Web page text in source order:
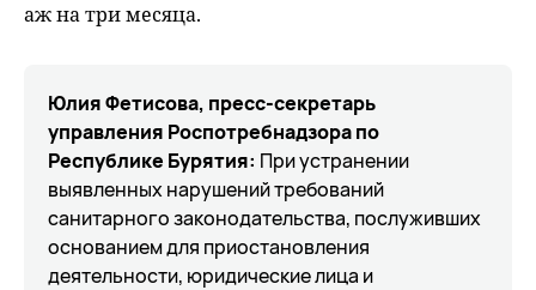
аж на три месяца.
Юлия Фетисова, пресс-секретарь
управления Роспотребнадзора по
Республике Бурятия: При устранении
выявленных нарушений требований
санитарного законодательства, послуживших
основанием для приостановления
деятельности, юридические лица и